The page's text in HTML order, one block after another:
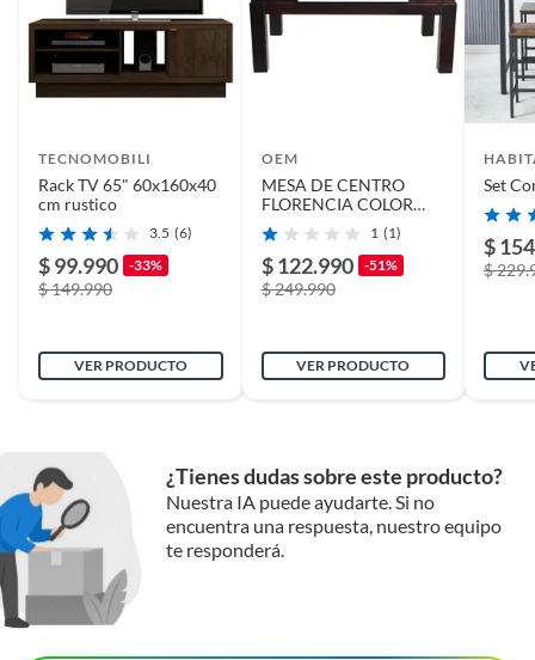
TECNOMOBILI
Rack TV 65" 60x160x40
cm rustico
3.5 (6)
$ 99.990 -33%
$ 149.990
VER PRODUCTO
OEM
MESA DE CENTRO
FLORENCIA COLOR
MADERA CHOCOLATE
1 (1)
$ 122.990 -51%
$ 249.990
VER PRODUCTO
Set
$
$
¿Tienes dudas sobre este producto?
Nuestra IA puede ayudarte. Si no
encuentra una respuesta, nuestro equipo
te responderá.